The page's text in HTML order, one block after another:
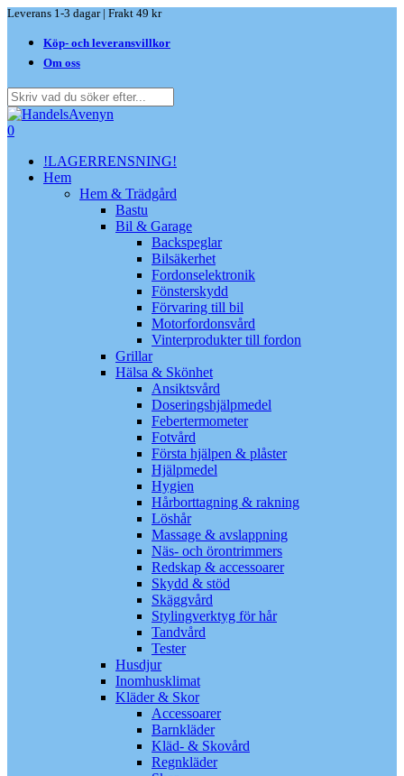
Skip
main
content
Leverans 1-3 dagar | Frakt 49 kr
Köp- och leveransvillkor
Om oss
Close
Search
search
0
!LAGERRENSNING!
Hem
Hem & Trädgård
Bastu
Bil & Garage
Backspeglar
Bilsäkerhet
Fordonselektronik
Fönsterskydd
Förvaring till bil
Motorfordonsvård
Vinterprodukter till fordon
Grillar
Hälsa & Skönhet
Ansiktsvård
Doseringshjälpmedel
Febertermometer
Fotvård
Första hjälpen & plåster
Hjälpmedel
Hygien
Hårborttagning & rakning
Löshår
Massage & avslappning
Näs- och örontrimmers
Redskap & accessoarer
Skydd & stöd
Skäggvård
Stylingverktyg för hår
Tandvård
Tester
Husdjur
Inomhusklimat
Kläder & Skor
Accessoarer
Barnkläder
Kläd- & Skovård
Regnkläder